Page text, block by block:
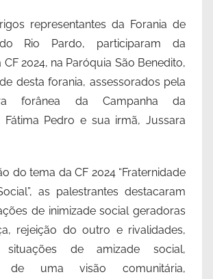
representantes da Forania de
Rio Pardo, participaram da
2024, na Paróquia São Benedito,
desta forania, assessorados pela
forânea da Campanha da
Fátima Pedro e sua irmã, Jussara
do tema da CF 2024 “Fraternidade
as palestrantes destacaram
de inimizade social geradoras
rejeição do outro e rivalidades,
de amizade social,
de uma visão comunitária,